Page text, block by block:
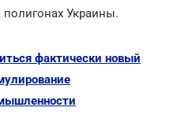
Украины.
фактически новый